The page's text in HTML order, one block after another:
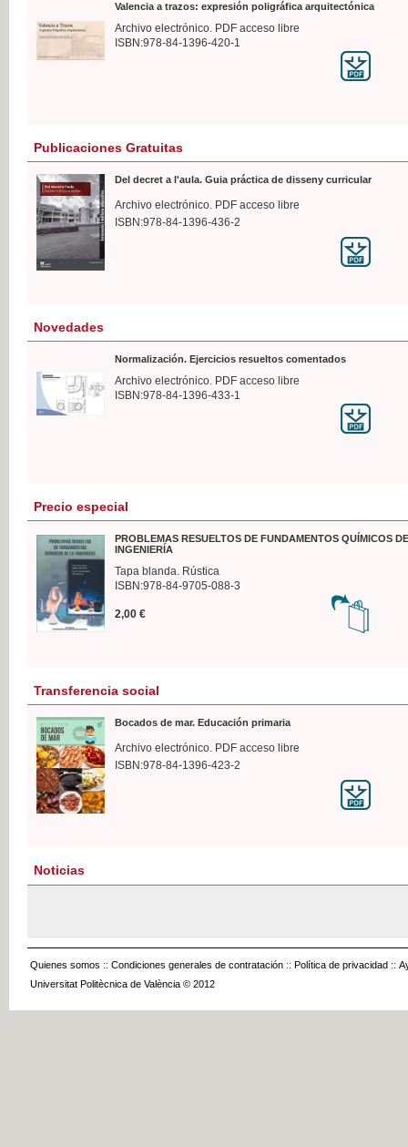
Valencia a trazos: expresión poligráfica arquitectónica
Archivo electrónico. PDF acceso libre
ISBN:978-84-1396-420-1
Publicaciones Gratuitas
Del decret a l'aula. Guia práctica de disseny curricular
Archivo electrónico. PDF acceso libre
ISBN:978-84-1396-436-2
Novedades
Normalización. Ejercicios resueltos comentados
Archivo electrónico. PDF acceso libre
ISBN:978-84-1396-433-1
Precio especial
PROBLEMAS RESUELTOS DE FUNDAMENTOS QUÍMICOS
INGENIERÍA
Tapa blanda. Rústica
ISBN:978-84-9705-088-3
2,00 €
Transferencia social
Bocados de mar. Educación primaria
Archivo electrónico. PDF acceso libre
ISBN:978-84-1396-423-2
Noticias
Quienes somos :: Condiciones generales de contratación :: Política de privacidad ::
Universitat Politècnica de València © 2012